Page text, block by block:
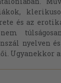
és az
nyelven
Ugyanekkor